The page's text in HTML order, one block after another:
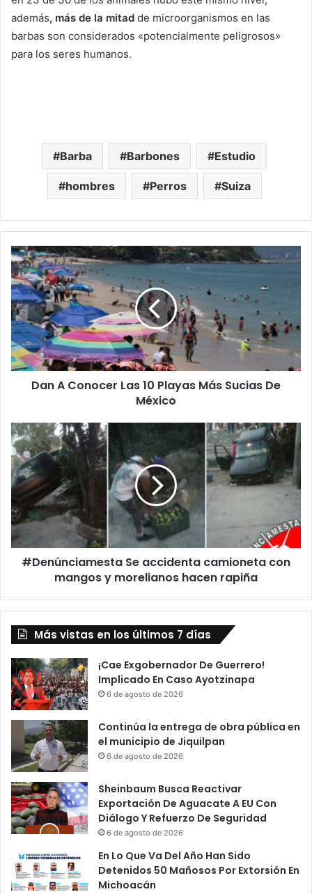
además, más de la mitad de microorganismos en las
barbas son considerados «potencialmente peligrosos»
para los seres humanos.
Barba Barbones Estudio
hombres Perros Suiza
D
a
n
A
C
o
n
o
c
a
s
1
0
P
l
a
y
a
s
c
i
a
s
D
e
é
x
c
o
Dan A Conocer Las 10 Playas Más Sucias De
México
#
D
e
n
ú
n
c
i
a
a
c
c
i
d
n
t
a
c
a
m
n
e
#Denúnciamesta Se accidenta camioneta con
mangos y morelianos hacen rapiña
Más vistas en los últimos 7 días
¡Cae Exgobernador De Guerrero!
Implicado En Caso Ayotzinapa
6 de agosto de 2026
Continúa la entrega de obra pública en
el municipio de Jiquilpan
6 de agosto de 2026
Sheinbaum Busca Reactivar
Exportación De Aguacate A EU Con
Diálogo Y Refuerzo De Seguridad
6 de agosto de 2026
En Lo Que Va Del Año Han Sido
Detenidos 50 Mañosos Por Extorsión En
Michoacán